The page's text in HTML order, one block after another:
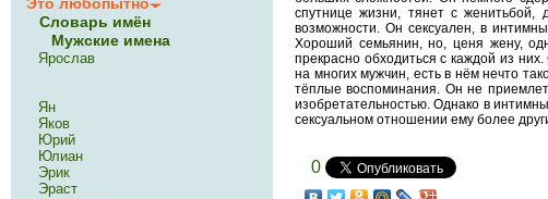
спутнице жизни, тянет с женитьбой,
возможности. Он сексуален, в
Хороший семьянин, но, ценя жену,
прекрасно обходиться с каждой из
на многих мужчин, есть в нём нечто
тёплые воспоминания. Он не
изобретательностью. Однако в
сексуальном отношении ему более
0
Словарь имён
Мужские имена
Ярослав
Ян
Яков
Юрий
Юлиан
Эрик
Эраст